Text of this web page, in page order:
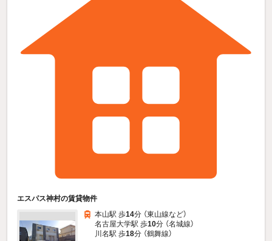
エスパス神村の賃貸物件
本山駅 歩14分 （東山線など）
名古屋大学駅 歩10分 （名城線）
川名駅 歩18分 （鶴舞線）